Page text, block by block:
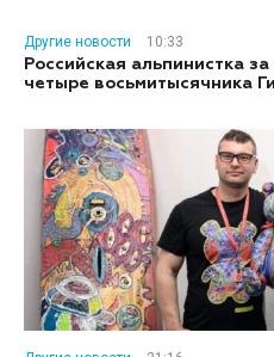
Другие новости
10:33
Российская альпинистка
четыре восьмитысячника